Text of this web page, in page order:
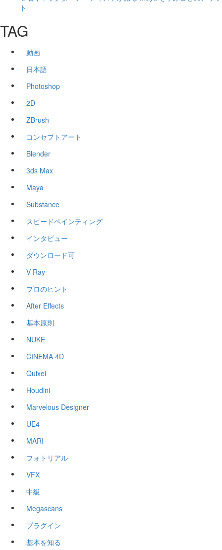
ト
TAG
動画
日本語
Photoshop
2D
ZBrush
コンセプトアート
Blender
3ds Max
Maya
Substance
スピードペインティング
インタビュー
ダウンロード可
V-Ray
プロのヒント
After Effects
基本原則
NUKE
CINEMA 4D
Quixel
Houdini
Marvelous Designer
UE4
MARI
フォトリアル
VFX
中級
Megascans
プラグイン
基本を知る